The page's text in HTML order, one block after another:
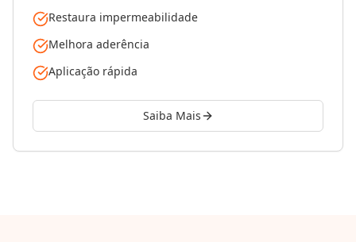
Restaura impermeabilidade
Melhora aderência
Aplicação rápida
Saiba Mais